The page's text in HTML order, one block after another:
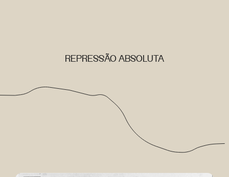
REPRESSÃO ABSOLUTA